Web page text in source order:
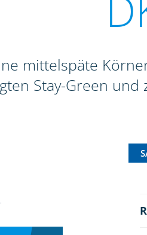
mittelspäte
Stay-Green